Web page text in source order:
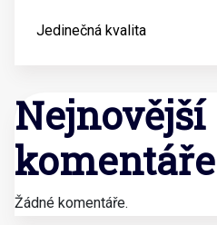
Jedinečná kvalita
Nejnovější
komentáře
Žádné komentáře.